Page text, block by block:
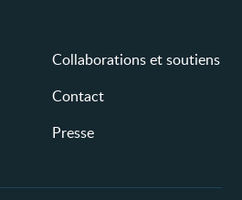
Collaborations et soutiens
Contact
Presse